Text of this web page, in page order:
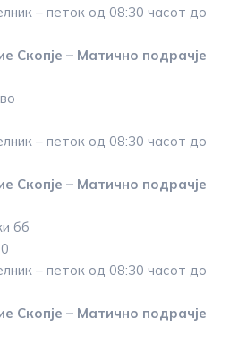
– петок од 08:30 часот до
Скопје – Матично подрачје
– петок од 08:30 часот до
Скопје – Матично подрачје
бб
– петок од 08:30 часот до
Скопје – Матично подрачје